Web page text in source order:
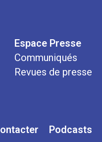
Espace Presse
Communiqués
Revues de presse
Podcasts